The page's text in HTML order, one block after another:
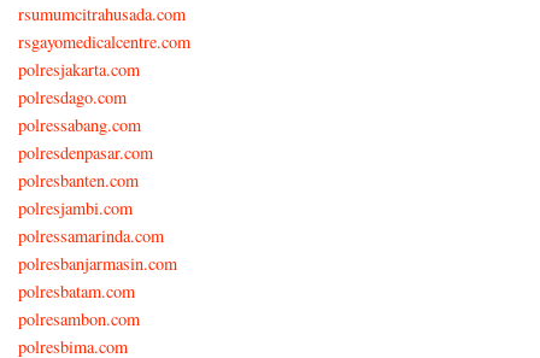
rsumumcitrahusada.com
rsgayomedicalcentre.com
polresjakarta.com
polresdago.com
polressabang.com
polresdenpasar.com
polresbanten.com
polresjambi.com
polressamarinda.com
polresbanjarmasin.com
polresbatam.com
polresambon.com
polresbima.com